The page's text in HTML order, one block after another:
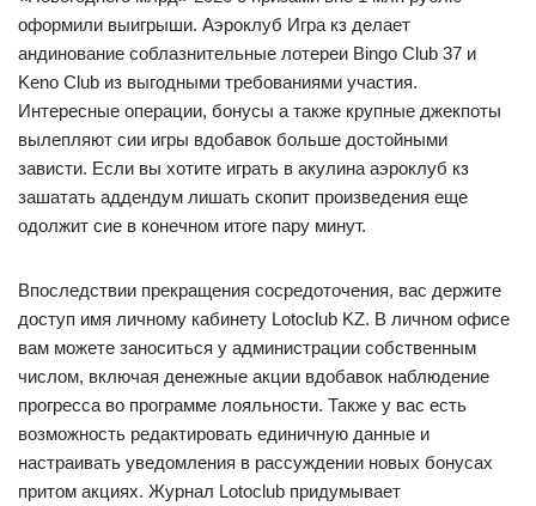
оформили выигрыши. Аэроклуб Игра кз делает
андинование соблазнительные лотереи Bingo Club 37 и
Keno Club из выгодными требованиями участия.
Интересные операции, бонусы а также крупные джекпоты
вылепляют сии игры вдобавок больше достойными
зависти. Если вы хотите играть в акулина аэроклуб кз
зашатать аддендум лишать скопит произведения еще
одолжит сие в конечном итоге пару минут.
Впоследствии прекращения сосредоточения, вас держите
доступ имя личному кабинету Lotoclub KZ. В личном офисе
вам можете заноситься у администрации собственным
числом, включая денежные акции вдобавок наблюдение
прогресса во программе лояльности. Также у вас есть
возможность редактировать единичную данные и
настраивать уведомления в рассуждении новых бонусах
притом акциях. Журнал Lotoclub придумывает